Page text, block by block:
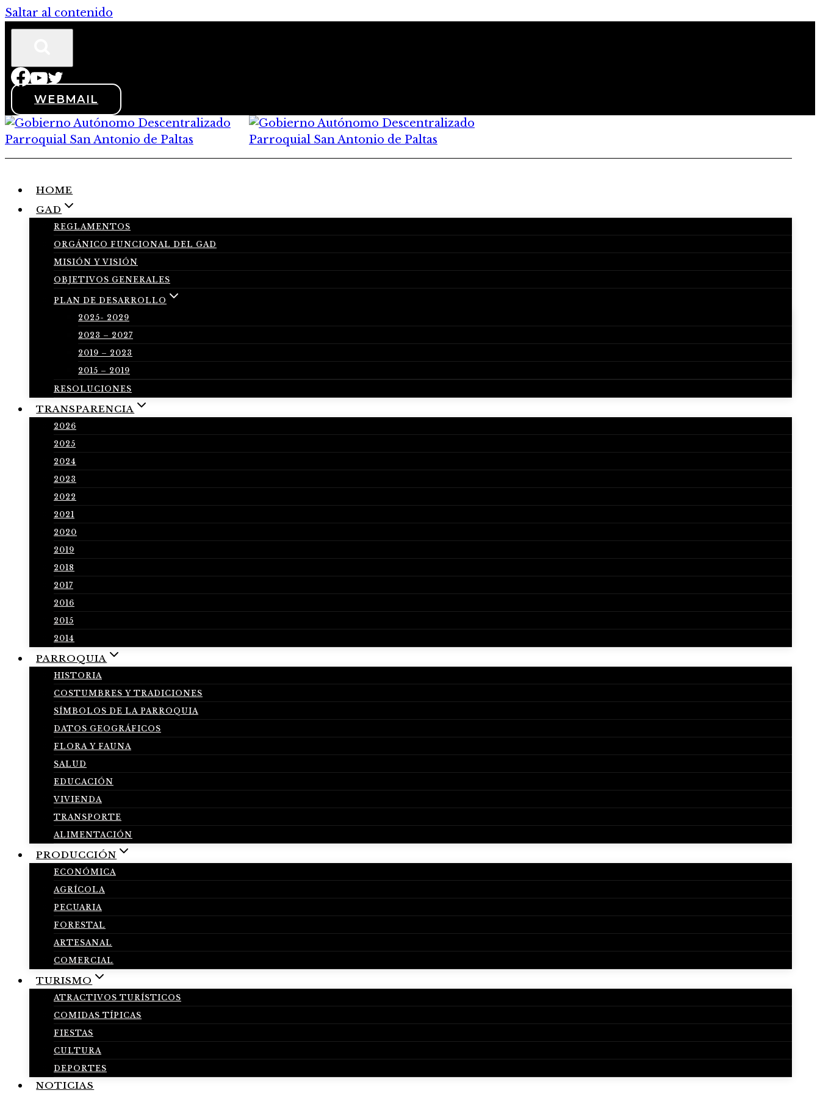
Saltar al contenido
WEBMAIL
HOME
GAD
REGLAMENTOS
ORGÁNICO FUNCIONAL DEL GAD
MISIÓN Y VISIÓN
OBJETIVOS GENERALES
PLAN DE DESARROLLO
2025- 2029
2023 – 2027
2019 – 2023
2015 – 2019
RESOLUCIONES
TRANSPARENCIA
2026
2025
2024
2023
2022
2021
2020
2019
2018
2017
2016
2015
2014
PARROQUIA
HISTORIA
COSTUMBRES Y TRADICIONES
SÍMBOLOS DE LA PARROQUIA
DATOS GEOGRÁFICOS
FLORA Y FAUNA
SALUD
EDUCACIÓN
VIVIENDA
TRANSPORTE
ALIMENTACIÓN
PRODUCCIÓN
ECONÓMICA
AGRÍCOLA
PECUARIA
FORESTAL
ARTESANAL
COMERCIAL
TURISMO
ATRACTIVOS TURÍSTICOS
COMIDAS TÍPICAS
FIESTAS
CULTURA
DEPORTES
NOTICIAS